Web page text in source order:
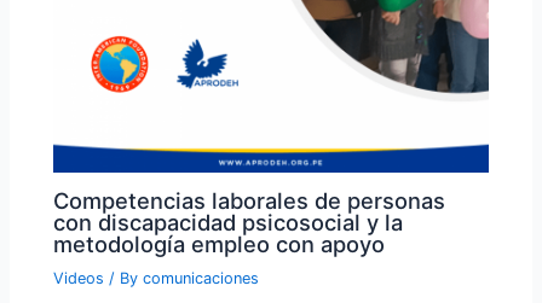
Competencias laborales de personas
con discapacidad psicosocial y la
metodología empleo con apoyo
Videos / Bycomunicaciones